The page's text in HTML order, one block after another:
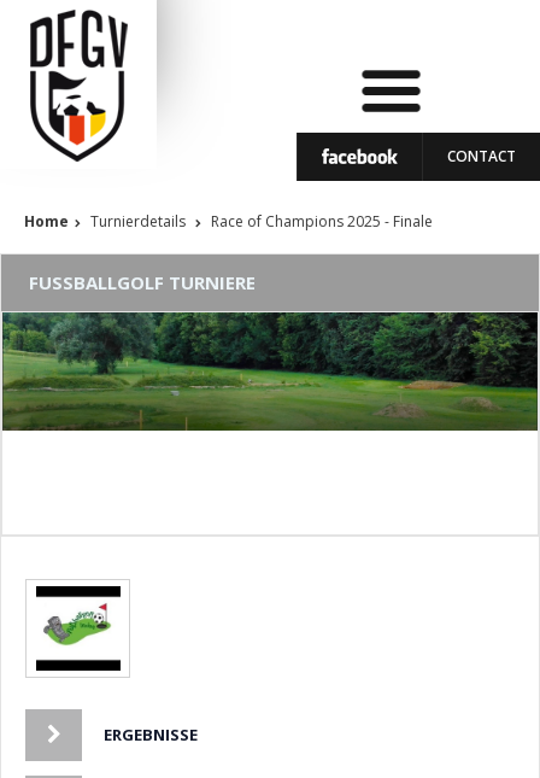
CONTACT
Home Turnierdetails Race of Champions 2025 - Finale
FUSSBALLGOLF TURNIERE
ERGEBNISSE